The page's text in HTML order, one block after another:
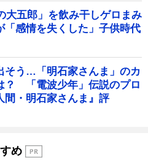
大五郎」を飲み干しゲロまみ
感情を失くした」子供時代
そう…「明石家さんま」のカ
？ 「電波少年」伝説のプロ
間・明石家さんま』評
め